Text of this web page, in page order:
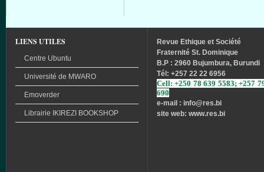
LIENS UTILES
Centre Ubuntu
Université de MWARO
Emoverder
Librairie IKIREZI BOOKSHOP
Revue Ethique et Société
Fraternité St. Dominique
B.P : 2960 Bujumbura, Burundi
Tél : +257 22 22 6956
Cell: +250 78 639 5583; +257
690
e-mail : info@res.bi
site web: www.res.bi